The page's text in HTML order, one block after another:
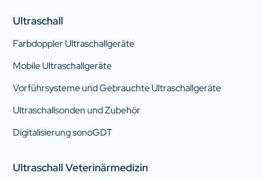
Ultraschall
Farbdoppler Ultraschallgeräte
Mobile Ultraschallgeräte
Vorführsysteme und Gebrauchte Ultraschallgeräte
Ultraschallsonden und Zubehör
Digitalisierung sonoGDT
Ultraschall Veterinärmedizin